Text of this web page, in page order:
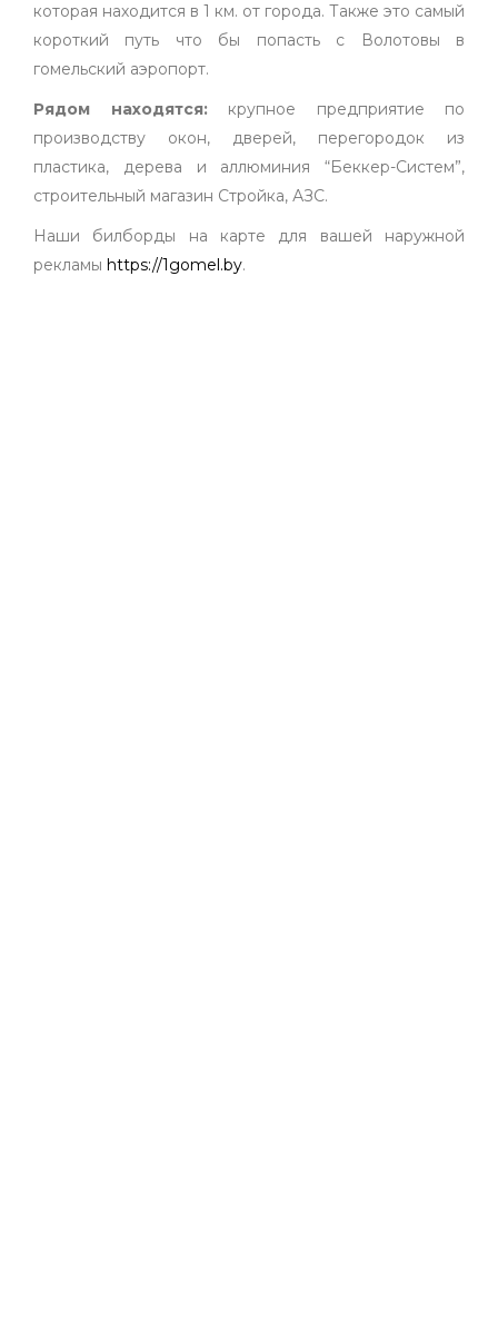
которая находится в 1 км. от города. Также это самый
короткий путь что бы попасть с Волотовы в
гомельский аэропорт.
Рядом находятся:крупное предприятие по
производству окон, дверей, перегородок из
пластика, дерева и аллюминия “Беккер-Систем”,
строительный магазин Стройка, АЗС.
Наши билборды на карте для вашей наружной
рекламы https://1gomel.by.